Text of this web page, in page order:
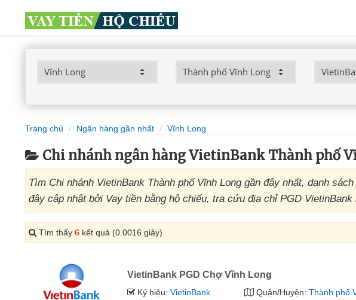
Trang chủ Ngân hàng gần nhất Vĩnh Long
Chi nhánh ngân hàng VietinBank Thành phố
Tìm Chi nhánh VietinBank Thành phố Vĩnh Long gần đây nhất, danh
đây cập nhật bởi Vay tiền bằng hộ chiếu, tra cứu địa chỉ PGD VietinBank
Tìm thấy 6 kết quả (0.0016 giây)
VietinBank PGD Chợ Vĩnh Long
Ký hiệu:VietinBank Quận/Huyện: Thành phố